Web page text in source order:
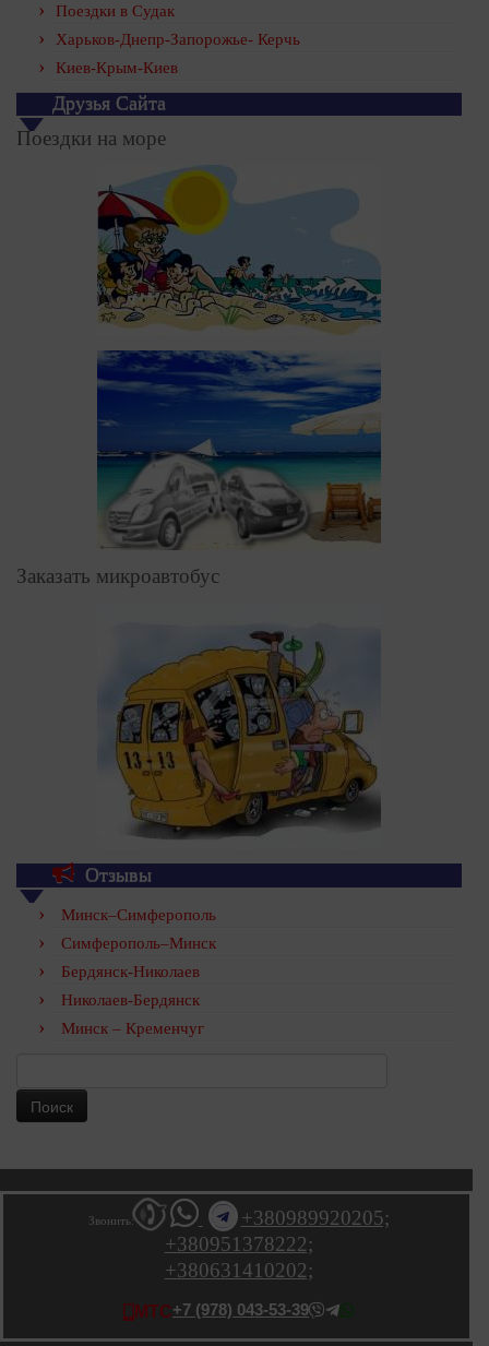
Поездки в Судак
Харьков-Днепр-Запорожье- Керчь
Киев-Крым-Киев
Друзья Сайта
Поездки на море
Заказать микроавтобус
Отзывы
Минск–Симферополь
Симферополь–Минск
Бердянск-Николаев
Николаев-Бердянск
Минск – Кременчуг
Звонить:
+380989920205;
+380951378222;
+380631410202;
МТС+7 (978) 043-53-39